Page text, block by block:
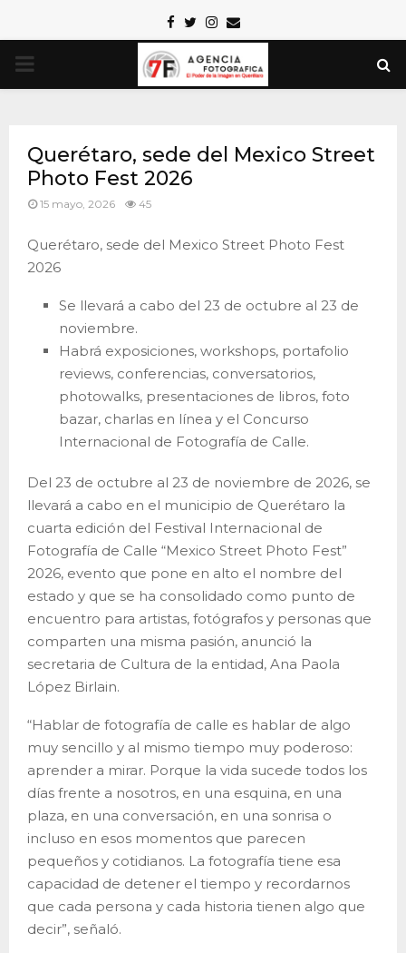
Facebook
TwitterInstagram
Email
PRIMARY
Querétaro, sede del Mexico Street
Photo Fest 2026
15 mayo, 2026 45
Querétaro, sede del Mexico Street Photo Fest
2026
Se llevará a cabo del 23 de octubre al 23 de
noviembre.
Habrá exposiciones, workshops, portafolio
reviews, conferencias, conversatorios,
photowalks, presentaciones de libros, foto
bazar, charlas en línea y el Concurso
Internacional de Fotografía de Calle.
Del 23 de octubre al 23 de noviembre de 2026, se
llevará a cabo en el municipio de Querétaro la
cuarta edición del Festival Internacional de
Fotografía de Calle “Mexico Street Photo Fest”
2026, evento que pone en alto el nombre del
estado y que se ha consolidado como punto de
encuentro para artistas, fotógrafos y personas que
comparten una misma pasión, anunció la
secretaria de Cultura de la entidad, Ana Paola
López Birlain.
“Hablar de fotografía de calle es hablar de algo
muy sencillo y al mismo tiempo muy poderoso:
aprender a mirar. Porque la vida sucede todos los
días frente a nosotros, en una esquina, en una
plaza, en una conversación, en una sonrisa o
incluso en esos momentos que parecen
pequeños y cotidianos. La fotografía tiene esa
capacidad de detener el tiempo y recordarnos
que cada persona y cada historia tienen algo que
decir”, señaló.